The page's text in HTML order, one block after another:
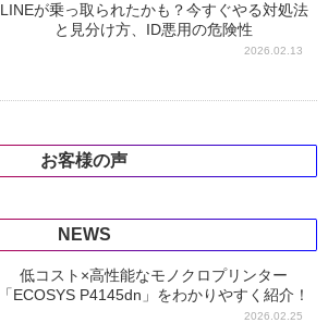
LINEが乗っ取られたかも？今すぐやる対処法
と見分け方、ID悪用の危険性
2026.02.13
お客様の声
NEWS
低コスト×高性能なモノクロプリンター
「ECOSYS P4145dn」をわかりやすく紹介！
2026.02.25